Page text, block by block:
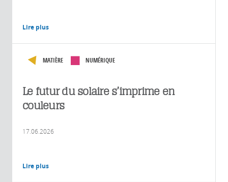
Lire plus
MATIÈRE NUMÉRIQUE
Le futur du solaire s’imprime en
couleurs
17.06.2026
Lire plus